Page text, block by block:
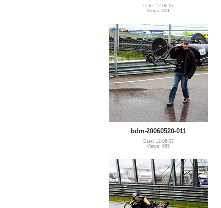
Date: 12-06-07
Views: 801
bdm-20060520-011
Date: 12-06-07
Views: 665